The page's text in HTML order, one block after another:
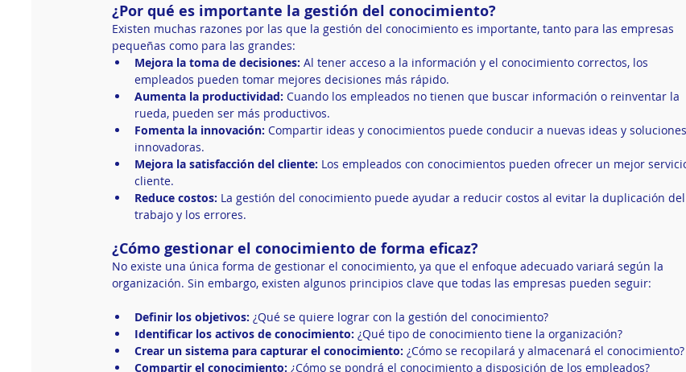
¿Por qué es importante la gestión del conocimiento?
Existen muchas razones por las que la gestión del conocimiento es importante, tanto para las empresas
pequeñas como para las grandes:
Mejora la toma de decisiones: Al tener acceso a la información y el conocimiento correctos, los
empleados pueden tomar mejores decisiones más rápido.
Aumenta la productividad: Cuando los empleados no tienen que buscar información o reinventar la
rueda, pueden ser más productivos.
Fomenta la innovación: Compartir ideas y conocimientos puede conducir a nuevas ideas y soluciones
innovadoras.
Mejora la satisfacción del cliente: Los empleados con conocimientos pueden ofrecer un mejor
cliente.
Reduce costos: La gestión del conocimiento puede ayudar a reducir costos al evitar la duplicación del
trabajo y los errores.
¿Cómo gestionar el conocimiento de forma eficaz?
No existe una única forma de gestionar el conocimiento, ya que el enfoque adecuado variará según la
organización. Sin embargo, existen algunos principios clave que todas las empresas pueden seguir:
Definir los objetivos: ¿Qué se quiere lograr con la gestión del conocimiento?
Identificar los activos de conocimiento: ¿Qué tipo de conocimiento tiene la organización?
Crear un sistema para capturar el conocimiento: ¿Cómo se recopilará y almacenará el conocimiento?
Compartir el conocimiento: ¿Cómo se pondrá el conocimiento a disposición de los empleados?